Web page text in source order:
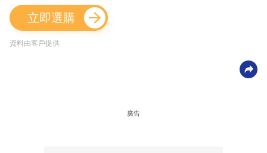
立即選購
資料由客戶提供
廣告